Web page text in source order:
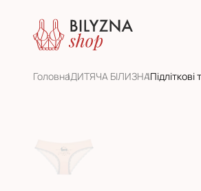
ГоловнаДИТЯЧА БІЛИЗНА